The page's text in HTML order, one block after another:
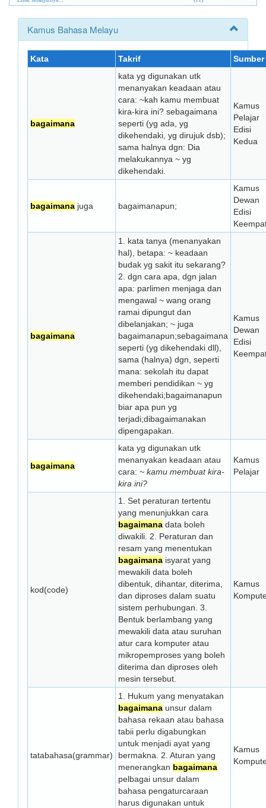
Kamus Bahasa Melayu
Kata Takrif Sumber
bagaimana
kata yg digunakan utk
menanyakan keadaan atau
cara: ~kah kamu membuat
kira-kira ini? sebagaimana
seperti (yg ada, yg
dikehendaki, yg dirujuk dsb);
sama halnya dgn: Dia
melakukannya ~ yg
dikehendaki.
Kamus
Pelajar
Edisi
Kedua
bagaimana juga bagaimanapun;
Kamus
Dewan
Edisi
bagaimana
1. kata tanya (menanyakan
hal), betapa: ~ keadaan
budak yg sakit itu sekarang?
2. dgn cara apa, dgn jalan
apa: parlimen menjaga dan
mengawal ~ wang orang
ramai dipungut dan
dibelanjakan; ~ juga
bagaimanapun;sebagaimana
seperti (yg dikehendaki dll),
sama (halnya) dgn, seperti
mana: sekolah itu dapat
memberi pendidikan ~ yg
dikehendaki;bagaimanapun
biar apa pun yg
terjadi;dibagaimanakan
dipengapakan.
Kamus
Dewan
Edisi
bagaimana
kata yg digunakan utk
menanyakan keadaan atau
cara: ~ kamu membuat kira-
kira ini?
Kamus
Pelajar
kod(code)
1. Set peraturan tertentu
yang menunjukkan cara
bagaimana data boleh
diwakili. 2. Peraturan dan
resam yang menentukan
bagaimana isyarat yang
mewakili data boleh
dibentuk, dihantar, diterima,
dan diproses dalam suatu
sistem perhubungan. 3.
Bentuk berlambang yang
mewakili data atau suruhan
atur cara komputer atau
mikropemproses yang boleh
diterima dan diproses oleh
mesin tersebut.
Kamus
tatabahasa(grammar)
1. Hukum yang menyatakan
bagaimana unsur dalam
bahasa rekaan atau bahasa
tabii perlu digabungkan
untuk menjadi ayat yang
bermakna. 2. Aturan yang
menerangkan bagaimana
pelbagai unsur dalam
bahasa pengaturcaraan
harus digunakan untuk
Kamus